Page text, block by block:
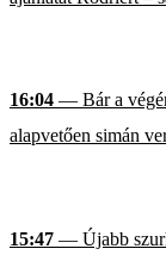
16:04 — Bár a
alapvetően simán
15:47 — Újabb